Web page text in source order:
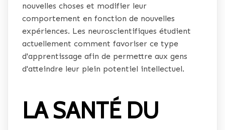
nouvelles choses et modifier leur
comportement en fonction de nouvelles
expériences. Les neuroscientifiques étudient
actuellement comment favoriser ce type
d'apprentissage afin de permettre aux gens
d'atteindre leur plein potentiel intellectuel.
LA SANTÉ DU